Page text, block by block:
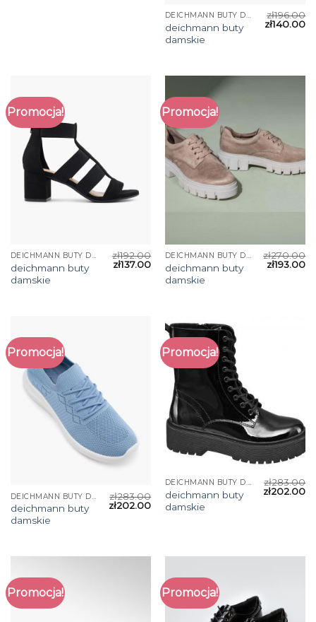
DEICHMANN BUTY DAMSKIE
deichmann buty
damskie
zł196.00
zł140.00
Promocja!
DEICHMANN BUTY DAMSKIE
deichmann buty
damskie
zł192.00
zł137.00
Promocja!
DEICHMANN BUTY DAMSKIE
deichmann buty
damskie
zł270.00
zł193.00
Promocja!
deichmann buty
damskie
zł283.00
zł202.00
Promocja!
DEICHMANN BUTY DAMSKIE
deichmann buty
damskie
zł283.00
zł202.00
Promocja! Promocja!